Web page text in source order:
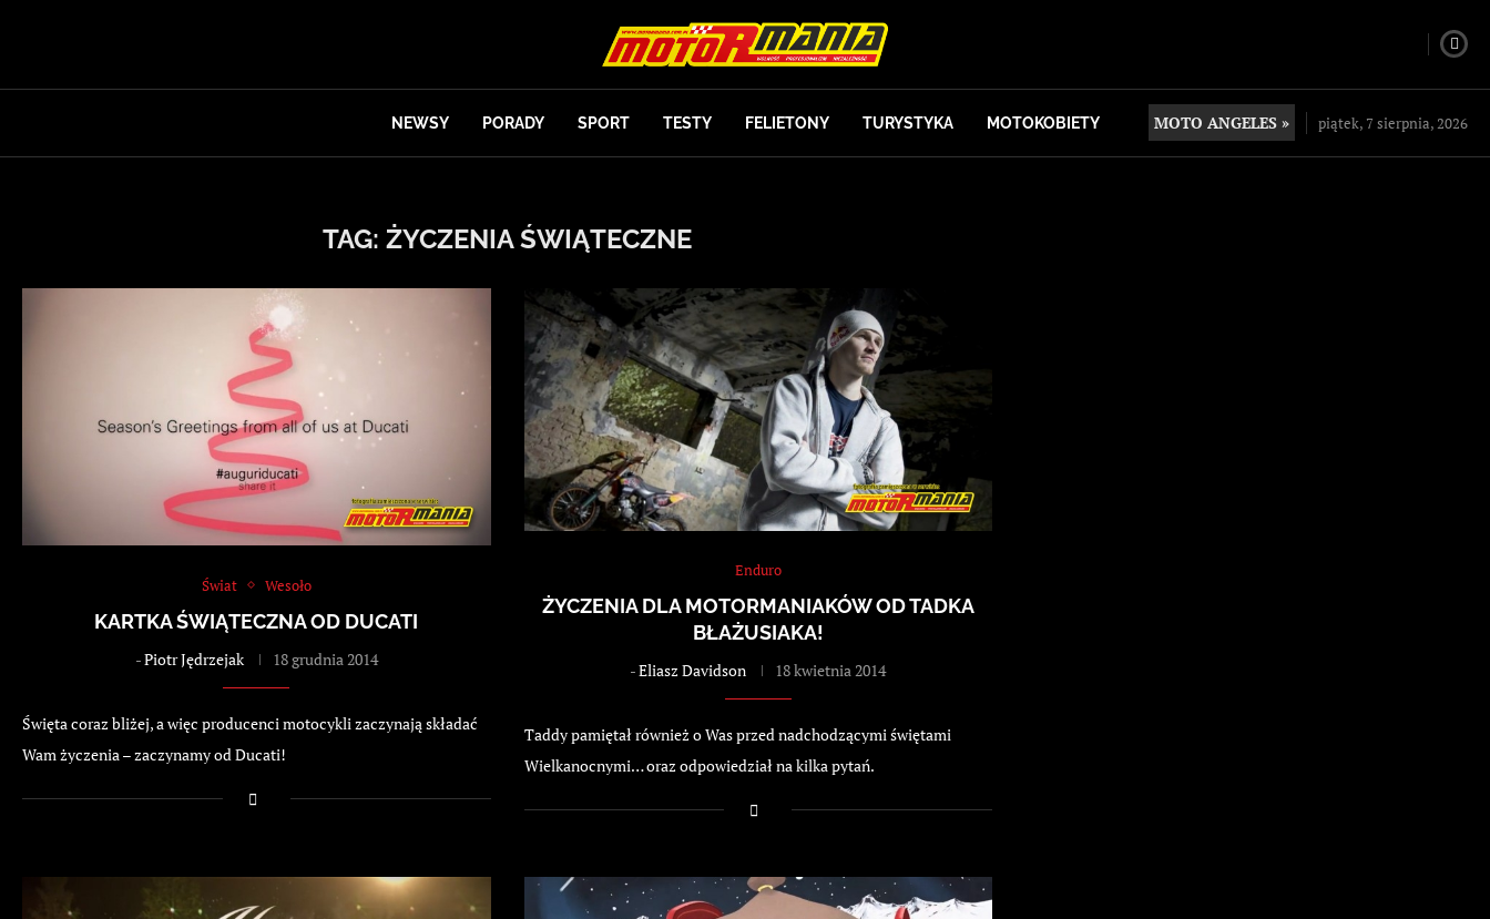
NEWSY PORADY SPORT TESTY FELIETONY TURYSTYKA MOTOKOBIETY MOTO ANGELES » piątek, 7 sierpnia, 2026
TAG:ŻYCZENIA ŚWIĄTECZNE
Świat Wesoło
KARTKA ŚWIĄTECZNA OD DUCATI
-Piotr Jędrzejak 18 grudnia 2014
Święta coraz bliżej, a więc producenci motocykli zaczynają składać
Wam życzenia – zaczynamy od Ducati!
Enduro
ŻYCZENIA DLA MOTORMANIAKÓW OD TADKA
BŁAŻUSIAKA!
-Eliasz Davidson 18 kwietnia 2014
Taddy pamiętał również o Was przed nadchodzącymi świętami
Wielkanocnymi… oraz odpowiedział na kilka pytań.